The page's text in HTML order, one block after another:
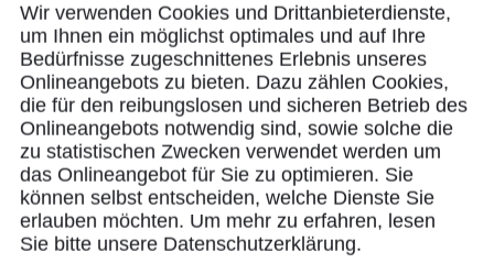
Produktbeschreibung
Der mobile Entstauber Dustomat 160s ist
spezialisiert auf die Absaugung von klebrigen und
langfaserigen Stäuben in der Textil- und
Flockindustrie.
Die perfekte und saubere Lösung zum Einsatz an
Wir verwenden Cookies und Drittanbieterdienste,
um Ihnen ein möglichst optimales und auf Ihre
Bedürfnisse zugeschnittenes ​Erlebnis unseres
Onlineangebots zu bieten. Dazu zählen Cookies,
die für den reibungslosen und sicheren Betrieb des
Onlineangebots notwendig sind, sowie solche die
zu statistischen Zwecken verwendet werden um
das Onlineangebot für Sie zu optimieren. Sie
können selbst entscheiden, welche Dienste Sie
erlauben möchten. Um mehr zu erfahren, lesen
Sie bitte unsere Datenschutzerklärung.